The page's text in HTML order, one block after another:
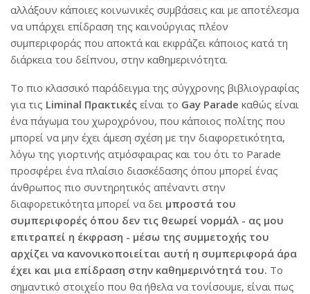
αλλάξουν κάποιες κοινωνικές συμβάσεις και με αποτέλεσμα
να υπάρχει επίδραση της καινούργιας πλέον
συμπεριφοράς που αποκτά και εκφράζει κάποιος κατά τη
διάρκεια του δείπνου, στην καθημερινότητα.
Το πιο κλασσικό παράδειγμα της σύγχρονης βιβλιογραφίας
για τις Liminal Πρακτικές είναι το Gay Parade καθώς είναι
ένα πάγωμα του χωροχρόνου, που κάποιος πολίτης που
μπορεί να μην έχει άμεση σχέση με την διαφορετικότητα,
λόγω της γιορτινής ατμόσφαιρας και του ότι το Parade
προσφέρει ένα πλαίσιο διασκέδασης όπου μπορεί ένας
άνθρωπος πιο συντηρητικός απέναντι στην
διαφορετικότητα μπορεί να δει μπροστά του
συμπεριφορές όπου δεν τις θεωρεί νορμάλ - ας μου
επιτραπεί η έκφραση - μέσω της συμμετοχής του
αρχίζει να κανονικοποιείται αυτή η συμπεριφορά άρα
έχει και μια επίδραση στην καθημερινότητά του. Το
σημαντικό στοιχείο που θα ήθελα να τονίσουμε, είναι πως